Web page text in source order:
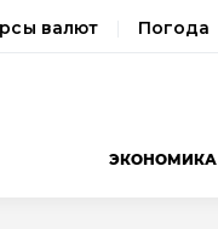
валют Погода
ЭКОНОМИКА